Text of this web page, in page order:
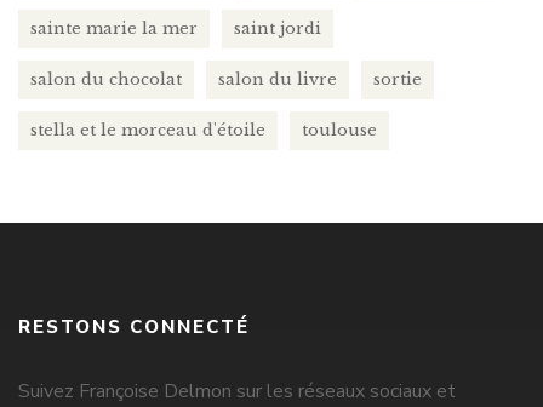
sainte marie la mer saint jordi
salon du chocolat salon du livre sortie
stella et le morceau d'étoile toulouse
RESTONS CONNECTÉ
Suivez Françoise Delmon sur les réseaux sociaux et